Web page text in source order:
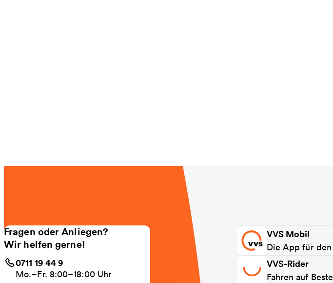
Fragen oder Anliegen?
Wir helfen gerne!
0711 19 44 9
Mo.–Fr. 8:00–18:00 Uhr
VVS Mobil
Die App für
VVS-Rider
Fahren auf